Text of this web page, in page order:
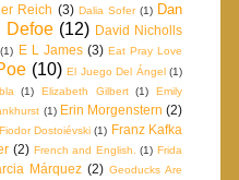
Reich (3) Dalia Sofer (1) Dan
Defoe (12) David Nicholls
(1) E L James (3) Eat Pray Love
(10) El Juego Del Ángel (1)
(1) Elizabeth Gilbert (1)
Emily
(1) Erin Morgenstern (2)
Fiodor Dostoiévski (1) Franz Kafka
(2) French and English. (1) Frida
Márquez (2) Geoducks Are